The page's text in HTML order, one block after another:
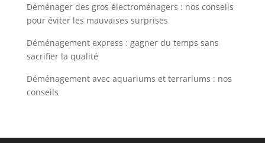
Déménager des gros électroménagers : nos conseils
pour éviter les mauvaises surprises
Déménagement express : gagner du temps sans
sacrifier la qualité
Déménagement avec aquariums et terrariums : nos
conseils